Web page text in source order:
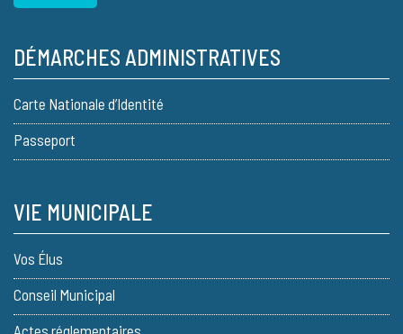
DÉMARCHES ADMINISTRATIVES
Carte Nationale d’Identité
Passeport
VIE MUNICIPALE
Vos Élus
Conseil Municipal
Actes réglementaires